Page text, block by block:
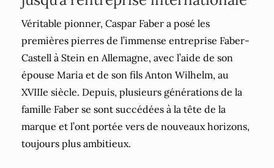
Véritable pionner, Caspar Faber a posé les
premières pierres de l’immense entreprise Faber-
Castell à Stein en Allemagne, avec l’aide de son
épouse Maria et de son fils Anton Wilhelm, au
XVIIIe siècle. Depuis, plusieurs générations de la
famille Faber se sont succédées à la tête de la
marque et l’ont portée vers de nouveaux horizons,
toujours plus ambitieux.